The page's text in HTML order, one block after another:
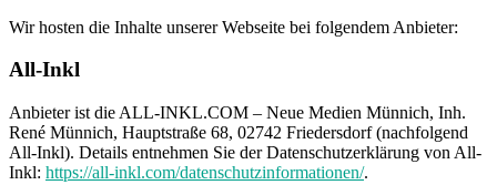
Wir hosten die Inhalte unserer Webseite bei folgendem Anbieter:
All-Inkl
Anbieter ist die ALL-INKL.COM – Neue Medien Münnich, Inh.
René Münnich, Hauptstraße 68, 02742 Friedersdorf (nachfolgend
All-Inkl). Details entnehmen Sie der Datenschutzerklärung von All-
Inkl: https://all-inkl.com/datenschutzinformationen/.